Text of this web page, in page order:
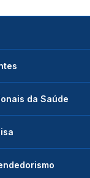
da Saúde